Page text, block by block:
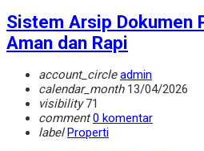
Sistem Arsip Dokumen
Aman dan Rapi
account_circle admin
calendar_month13/04/2026
visibility71
comment 0 komentar
label Properti